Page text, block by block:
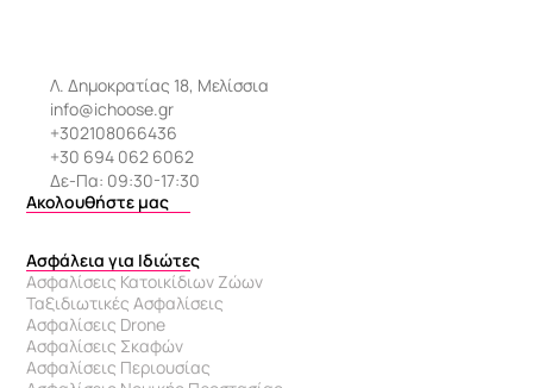
Λ. Δημοκρατίας 18, Μελίσσια
info@ichoose.gr
+302108066436
+30 694 062 6062
Δε-Πα: 09:30-17:30
Ακολουθήστε μας
Ασφάλεια για Ιδιώτες
Ασφαλίσεις Κατοικίδιων Ζώων
Ταξιδιωτικές Ασφαλίσεις
Ασφαλίσεις Drone
Ασφαλίσεις Σκαφών
Ασφαλίσεις Περιουσίας